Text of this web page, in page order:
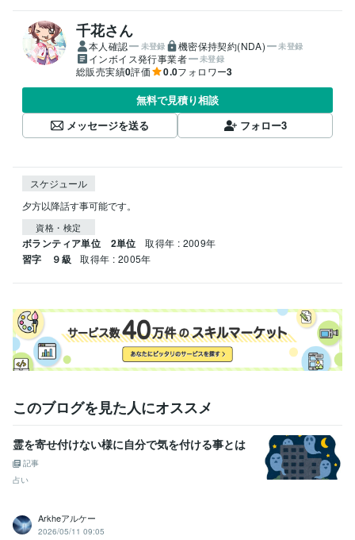
千花さん
本人確認 未登録 機密保持契約(NDA) 未登録
インボイス発行事業者 未登録
総販売実績0評価 0.0フォロワー3
無料で見積り相談
メッセージを送る
フォロー3
スケジュール
夕方以降話す事可能です。
資格・検定
ボランティア単位 2単位 取得年 : 2009年
習字 ９級 取得年 : 2005年
このブログを見た人にオススメ
霊を寄せ付けない様に自分で気を付ける事とは
記事
占い
Arkheアルケー
2026/05/11 09:05